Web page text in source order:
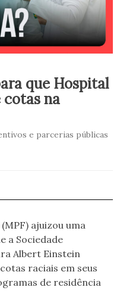
que Hospital
na
e parcerias públicas
ajuizou uma
a Sociedade
Albert Einstein
raciais em seus
de residência